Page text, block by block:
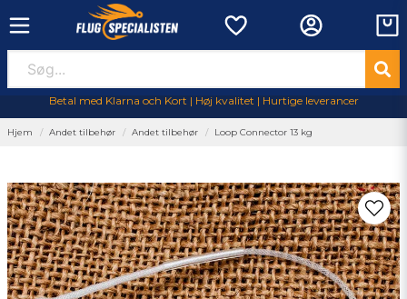
Betal med Klarna och Kort | Høj kvalitet | Hurtige leverancer
Hjem Andet tilbehør Andet tilbehør Loop Connector 13 kg